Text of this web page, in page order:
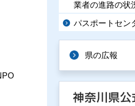
業者の進路の状
パスポートセン
県の広報